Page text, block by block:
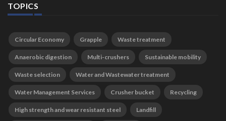
TOPICS
Circular Economy Grapple Waste treatment
Anaerobic digestion Multi-crushers Sustainable mobility
Waste selection Water and Wastewater treatment
Water Management Services Crusher bucket Recycling
High strength and wear resistant steel Landfill